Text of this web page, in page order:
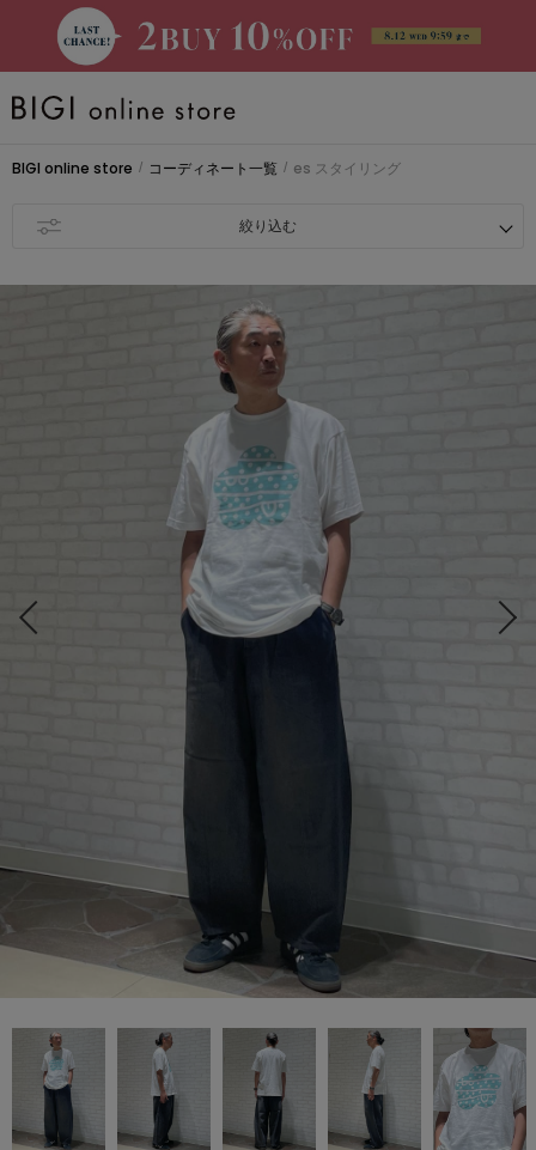
BRAND
CATEGORY
BIGI online store / コーディネート一覧 / es スタイリング
絞り込む